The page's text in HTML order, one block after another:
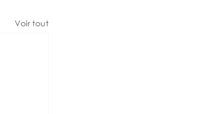
Voir tout